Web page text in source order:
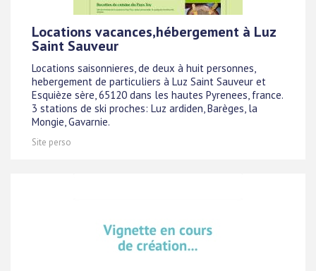
Locations vacances,hébergement à Luz
Saint Sauveur
Locations saisonnieres, de deux à huit personnes,
hebergement de particuliers à Luz Saint Sauveur et
Esquièze sère, 65120 dans les hautes Pyrenees, france.
3 stations de ski proches: Luz ardiden, Barèges, la
Mongie, Gavarnie.
Site perso